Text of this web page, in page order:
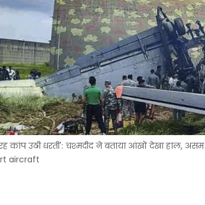
कांप उठी धरती': चश्मदीद ने बताया आंखों देखा हाल,
aircraft